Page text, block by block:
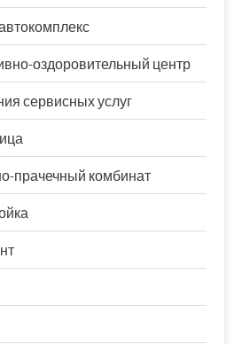
оздоровительный центр
сервисных услуг
прачечный комбинат